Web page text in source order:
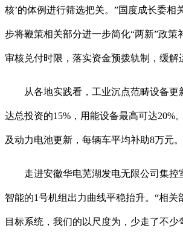
核’的体例进行筛选把关。”国度成长委相
步将鞭策相关部分进一步简化“两新”政策
审核兑付时限，落实资金预拨轨制，缓解
从各地实践看，工业沉点范畴设备更
达总投资的15%，用能设备最高可达20%
及动力电池更新，每辆车平均补助8万元。
走进安徽华电芜湖发电无限公司集控
智能的1号机组出力曲线平稳抬升。“相关
目标系统，我们的以尺度为，少走了不少